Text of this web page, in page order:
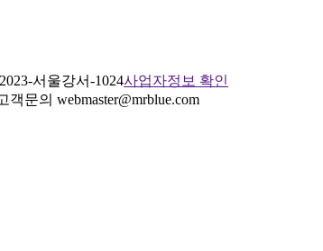
서울강서-1024사업자정보 확인
객문의 webmaster@mrblue.com